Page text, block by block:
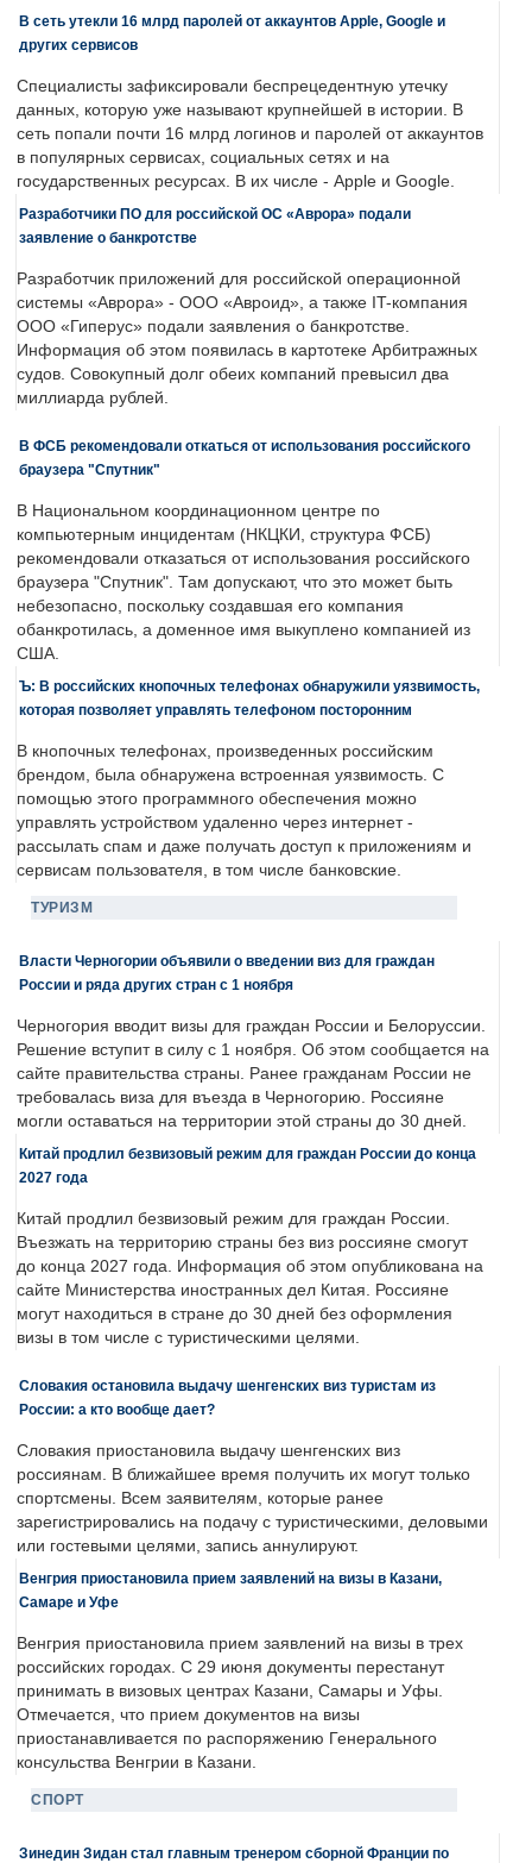
В сеть утекли 16 млрд паролей от аккаунтов Apple, Google и
других сервисов
Специалисты зафиксировали беспрецедентную утечку
данных, которую уже называют крупнейшей в истории. В
сеть попали почти 16 млрд логинов и паролей от аккаунтов
в популярных сервисах, социальных сетях и на
государственных ресурсах. В их числе - Apple и Google.
Разработчики ПО для российской ОС «Аврора» подали
заявление о банкротстве
Разработчик приложений для российской операционной
системы «Аврора» - ООО «Авроид», а также IT-компания
ООО «Гиперус» подали заявления о банкротстве.
Информация об этом появилась в картотеке Арбитражных
судов. Совокупный долг обеих компаний превысил два
миллиарда рублей.
В ФСБ рекомендовали откаться от использования российского
браузера "Спутник"
В Национальном координационном центре по
компьютерным инцидентам (НКЦКИ, структура ФСБ)
рекомендовали отказаться от использования российского
браузера "Спутник". Там допускают, что это может быть
небезопасно, поскольку создавшая его компания
обанкротилась, а доменное имя выкуплено компанией из
США.
Ъ: В российских кнопочных телефонах обнаружили уязвимость,
которая позволяет управлять телефоном посторонним
В кнопочных телефонах, произведенных российским
брендом, была обнаружена встроенная уязвимость. С
помощью этого программного обеспечения можно
управлять устройством удаленно через интернет -
рассылать спам и даже получать доступ к приложениям и
сервисам пользователя, в том числе банковские.
ТУРИЗМ
Власти Черногории объявили о введении виз для граждан
России и ряда других стран с 1 ноября
Черногория вводит визы для граждан России и Белоруссии.
Решение вступит в силу с 1 ноября. Об этом сообщается на
сайте правительства страны. Ранее гражданам России не
требовалась виза для въезда в Черногорию. Россияне
могли оставаться на территории этой страны до 30 дней.
Китай продлил безвизовый режим для граждан России до конца
2027 года
Китай продлил безвизовый режим для граждан России.
Въезжать на территорию страны без виз россияне смогут
до конца 2027 года. Информация об этом опубликована на
сайте Министерства иностранных дел Китая. Россияне
могут находиться в стране до 30 дней без оформления
визы в том числе с туристическими целями.
Словакия остановила выдачу шенгенских виз туристам из
России: а кто вообще дает?
Словакия приостановила выдачу шенгенских виз
россиянам. В ближайшее время получить их могут только
спортсмены. Всем заявителям, которые ранее
зарегистрировались на подачу с туристическими, деловыми
или гостевыми целями, запись аннулируют.
Венгрия приостановила прием заявлений на визы в Казани,
Самаре и Уфе
Венгрия приостановила прием заявлений на визы в трех
российских городах. С 29 июня документы перестанут
принимать в визовых центрах Казани, Самары и Уфы.
Отмечается, что прием документов на визы
приостанавливается по распоряжению Генерального
консульства Венгрии в Казани.
СПОРТ
Зинедин Зидан стал главным тренером сборной Франции по